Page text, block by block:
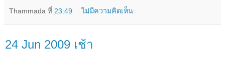
Thammada ที่ 23:49 ไม่มีความคิดเห็น:
24 Jun 2009 เช้า